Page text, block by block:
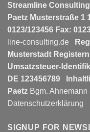
Streamline
Paetz Musterstraße 1
0123/123456 Fax:
line-consulting.de
Musterstadt
Umsatzsteuer-
DE 123456789
Paetz Bgm.
Datenschutzerklärung
SIGNUP FOR